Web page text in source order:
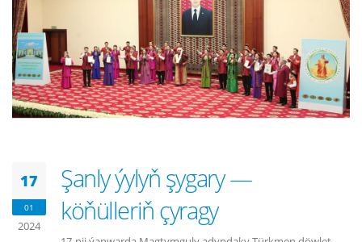
17
01
2024
Şanly ýylyň şygary —
köňülleriň çyragy